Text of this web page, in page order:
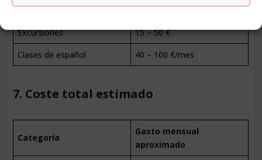
Cine
6 – 8 €
Excursiones
15 – 50 €
Clases de español
40 – 100 €/mes
7. Coste total estimado
Categoría
Gasto mensual
aproximado